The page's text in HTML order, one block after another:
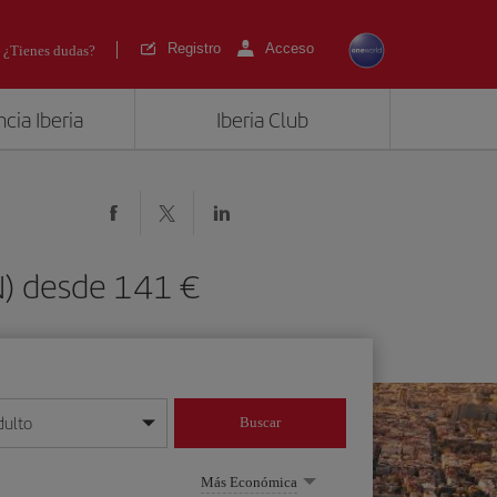
¿Tienes dudas? Registro Acceso
Iberia Iberia Club
desde 141
mes/año
Buscar
Más Económica